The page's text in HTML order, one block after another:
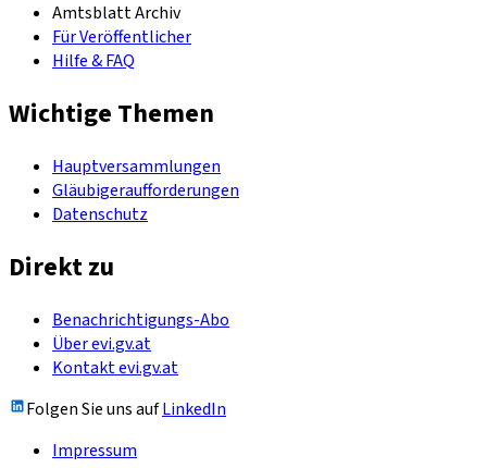
Amtsblatt Archiv
Für Veröffentlicher
Hilfe & FAQ
Wichtige Themen
Hauptversammlungen
Gläubigeraufforderungen
Datenschutz
Direkt zu
Benachrichtigungs-Abo
Über evi.gv.at
Kontakt evi.gv.at
Folgen Sie uns aufLinkedIn
Impressum